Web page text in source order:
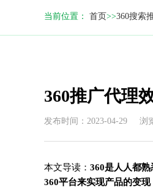
当前位置： 首页>>360搜索
360推广代理
发布时间：2023-04-29 浏
本文导读： 360是人人都
360平台来实现产品的变